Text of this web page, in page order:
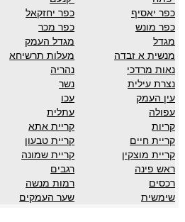
כפר יאסיף
כפר יחזקאל
כפר מונש
כפר מכר
מגדל
מגדל העמק
מנשית א זבדה
מעלות תרשיחא
נאות מרדכי
נהריה
נצרת עילית
נשר
עין העמק
עכו
עפולה
עתלית
קריות
קריית אתא
קריית חיים
קריית טבעון
קריית מוצקין
קריית שמונה
ראש פינה
רגבים
רכסים
רמות מנשה
שימשית
שער העמקים